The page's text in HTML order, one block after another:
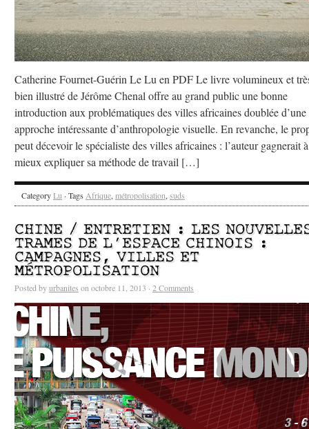
Catherine Fournet-Guérin Le Lu en PDF Le livre volumineux et
bien illustré de Jérôme Chenal offre au grand public une bonne
introduction aux problématiques des villes africaines doublée d’une
approche intéressante d’anthropologie visuelle. En revanche, le
peut décevoir le spécialiste des villes africaines : l’auteur gagnerait à
mieux expliquer sa méthode de travail […]
CategoryLu · Tags Afrique, métropolisation, suds
CHINE / ENTRETIEN : LES
TRAMES DE L’ESPACE CHINOIS :
CAMPAGNES, VILLES ET
MÉTROPOLISATION
Posted byurbanites on octobre 11, 2013 · 2 Comments